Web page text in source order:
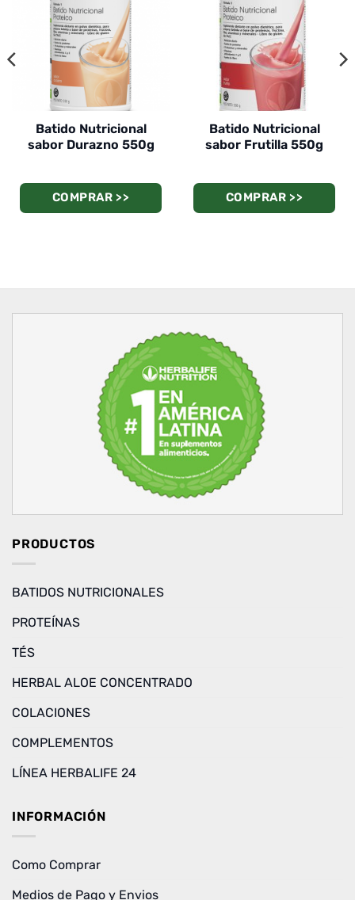
Batido Nutricional
sabor Durazno 550g
COMPRAR >>
Batido Nutricional
sabor Frutilla 550g
COMPRAR >>
PRODUCTOS
BATIDOS NUTRICIONALES
PROTEÍNAS
TÉS
HERBAL ALOE CONCENTRADO
COLACIONES
COMPLEMENTOS
LÍNEA HERBALIFE 24
INFORMACIÓN
Como Comprar
Medios de Pago y Envios